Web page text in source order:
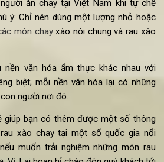
cà-rốt, các loại ớt chuông. Ngày
số nền văn hóa phương Đông
thực phẩm như đậu phụ, mì sợi
xào kèm cùng rau đặc trưng.
xào chayở Mỹ thường sử dụng
và điều này không tốt cho sức
người ăn chay tại Việt Nam khi tự
ý: Chỉ nên dùng một lượng nhỏ
các món chayxào nói chung và rau